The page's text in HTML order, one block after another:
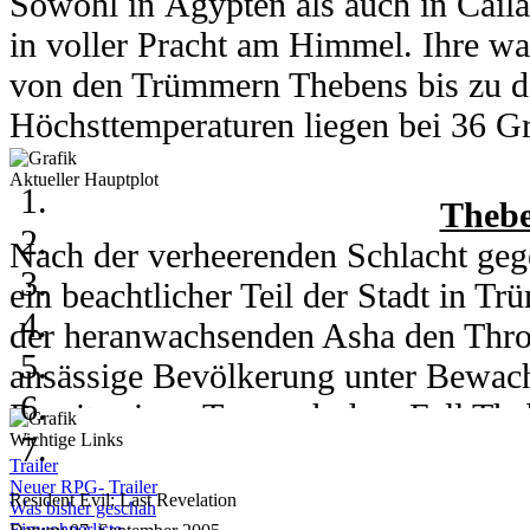
in voller Pracht am Himmel. Ihre
von den Trümmern Thebens bis zu
Höchsttemperaturen liegen bei 36
Grad runter.
In Kou herrschen am 6. und 7. Juli
Grad. Am 8. des Monats kühlt ein
auf 28 Grad runter. Nachts erreicht
06. - 08. Juli 2003
Wetter
Die Tage in Domino City sind
Aktueller Hauptplot
Nach der verheerenden Schlacht
ein beachtlicher Teil der Stadt in
der heranwachsenden Asha den
ansässige Bevölkerung unter
Bereits einen Tag nach dem Fall
gezwungen ihre eigene Stadt im
wieder aufzubauen.
Wichtige Links
Trailer
Neuer RPG- Trailer
Was bisher geschah
Resident Evil: Last Revelation